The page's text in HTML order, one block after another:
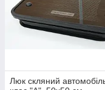
Люк скляний